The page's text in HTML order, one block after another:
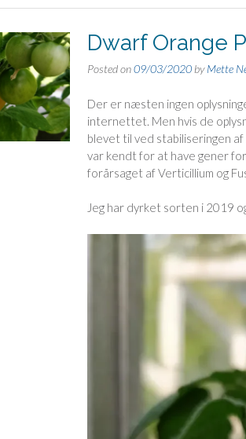
Dwarf Orange
Posted on09/03/2020byMette
Der er næsten ingen
internettet. Men hvis de
blevet til ved stabiliseringen af
var kendt for at have gener
forårsaget af Verticillium og
Jeg har dyrket sorten i 2019